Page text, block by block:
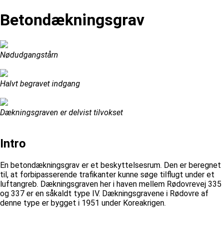
Betondækningsgrav
Nødudgangstårn
Halvt begravet indgang
Dækningsgraven er delvist tilvokset
Intro
En betondækningsgrav er et beskyttelsesrum. Den er beregnet
til, at forbipasserende trafikanter kunne søge tilflugt under et
luftangreb. Dækningsgraven her i haven mellem Rødovrevej 335
og 337 er en såkaldt type IV. Dækningsgravene i Rødovre af
denne type er bygget i 1951 under Koreakrigen.